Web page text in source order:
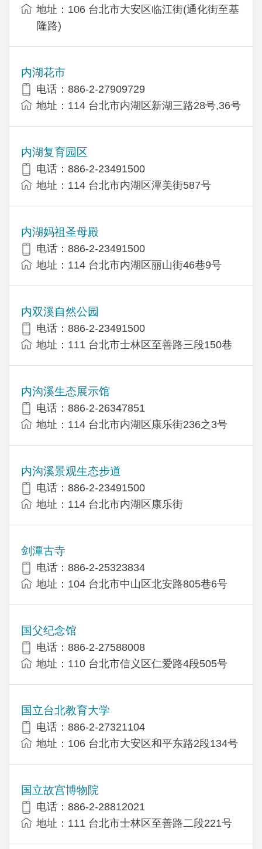
地址：106 台北市大安区临江街(通化街至基
隆路)
内湖花市
电话：886-2-27909729
地址：114 台北市内湖区新湖三路28号,36号
内湖复育园区
电话：886-2-23491500
地址：114 台北市内湖区潭美街587号
内湖妈祖圣母殿
电话：886-2-23491500
地址：114 台北市内湖区丽山街46巷9号
内双溪自然公园
电话：886-2-23491500
地址：111 台北市士林区至善路三段150巷
内沟溪生态展示馆
电话：886-2-26347851
地址：114 台北市内湖区康乐街236之3号
内沟溪景观生态步道
电话：886-2-23491500
地址：114 台北市内湖区康乐街
剑潭古寺
电话：886-2-25323834
地址：104 台北市中山区北安路805巷6号
国父纪念馆
电话：886-2-27588008
地址：110 台北市信义区仁爱路4段505号
国立台北教育大学
电话：886-2-27321104
地址：106 台北市大安区和平东路2段134号
国立故宫博物院
电话：886-2-28812021
地址：111 台北市士林区至善路二段221号